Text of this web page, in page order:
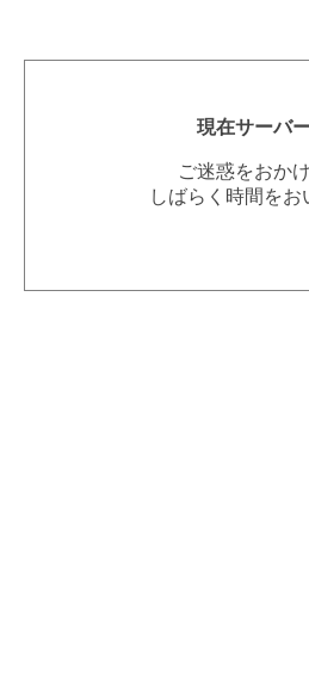
現在サーバ
ご迷惑をおか
しばらく時間を